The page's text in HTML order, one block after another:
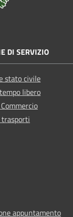
DI SERVIZIO
stato civile
libero
appuntamento